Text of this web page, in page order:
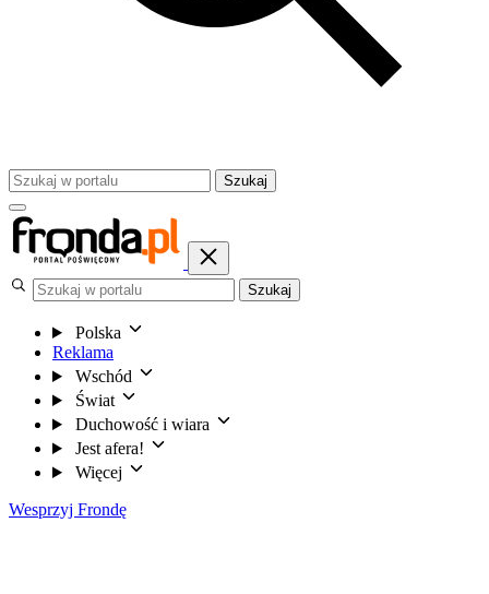
Szukaj
Szukaj
Polska
Reklama
Wschód
Świat
Duchowość i wiara
Jest afera!
Więcej
Wesprzyj Frondę